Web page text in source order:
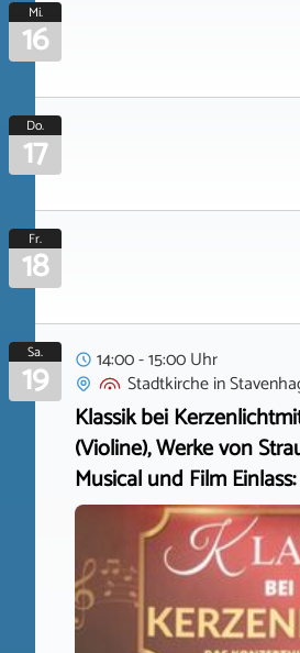
Mi.
16
Do.
17
Fr.
18
Sa.
19
14:00 - 15:00 Uhr
Stadtkirchein
Klassik bei
(Violine), Werke von
Musical und Film